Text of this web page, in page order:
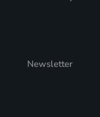
Newsletter